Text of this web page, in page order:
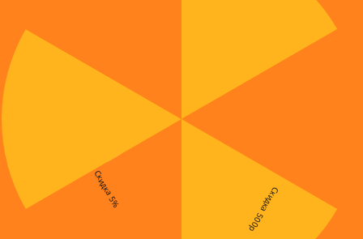
Скидка 5% Скидка 500р